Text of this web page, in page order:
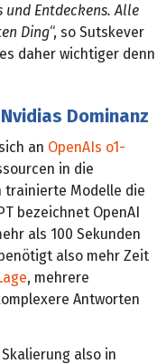
Entdeckens. Alle
Ding“, so Sutskever
daher wichtiger denn
Dominanz
an OpenAIs o1-
in die
trainierte Modelle die
bezeichnet OpenAI
als 100 Sekunden
also mehr Zeit
, mehrere
Antworten
also in